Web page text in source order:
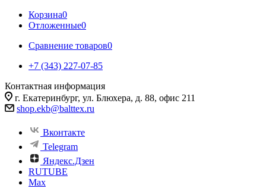
Корзина0
Отложенные0
Сравнение товаров0
+7 (343) 227-07-85
Контактная информация
г. Екатеринбург, ул. Блюхера, д. 88, офис 211
shop.ekb@balttex.ru
Вконтакте
Telegram
Яндекс.Дзен
RUTUBE
Max